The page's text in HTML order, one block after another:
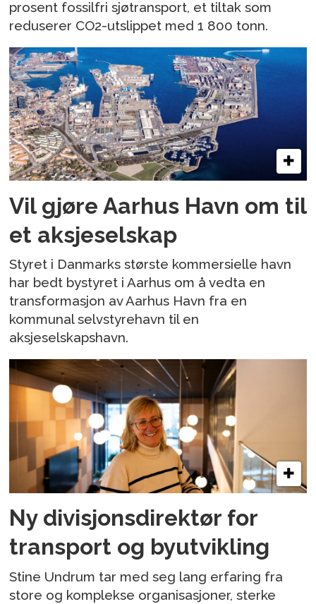
prosent fossilfri sjøtransport, et tiltak som
reduserer CO2-utslippet med 1 800 tonn.
Vil gjøre Aarhus Havn om til
et aksjeselskap
Styret i Danmarks største kommersielle havn
har bedt bystyret i Aarhus om å vedta en
transformasjon av Aarhus Havn fra en
kommunal selvstyrehavn til en
aksjeselskapshavn.
Ny divisjonsdirektør for
transport og byutvikling
Stine Undrum tar med seg lang erfaring fra
store og komplekse organisasjoner, sterke